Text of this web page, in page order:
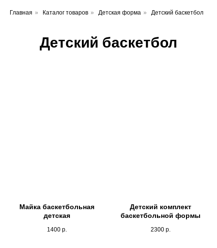
Главная » Каталог товаров » Детская форма » Детский баскетбол
Детский баскетбол
Майка баскетбольная
детская
1400 р.
Детский комплект
баскетбольной формы
2300 р.